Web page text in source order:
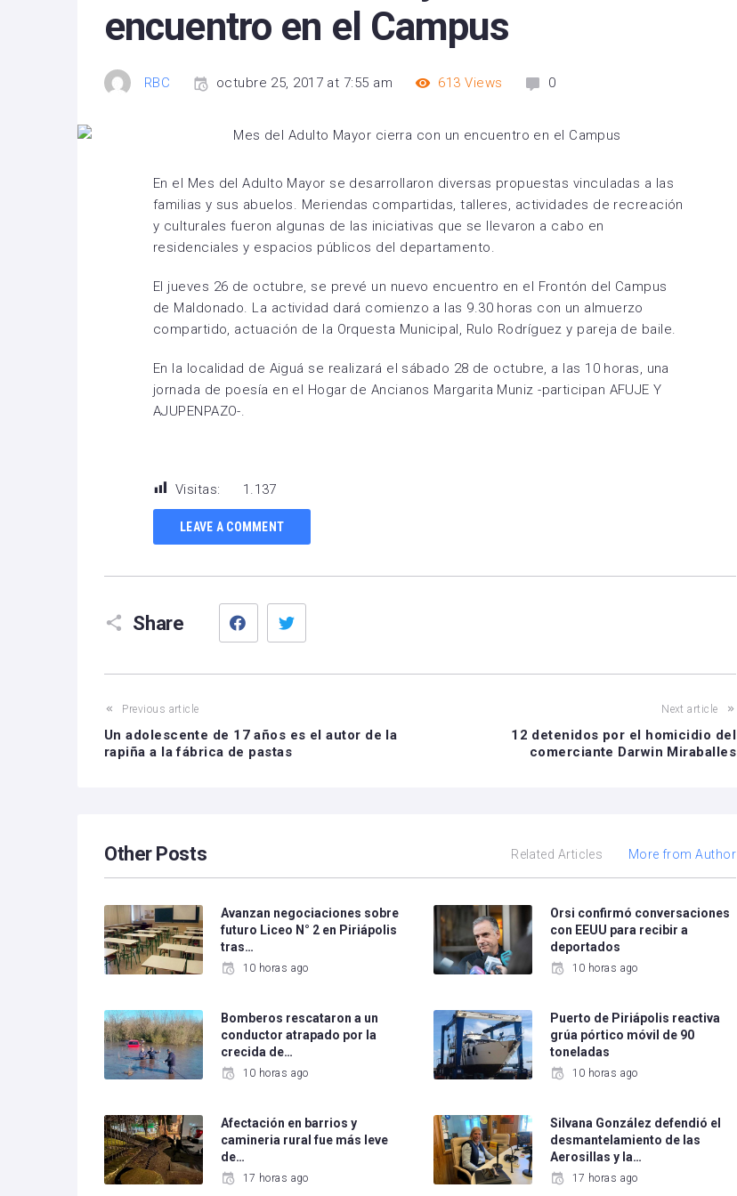
encuentro en el Campus
RBC octubre 25, 2017 at 7:55 am 613 Views 0
En el Mes del Adulto Mayor se desarrollaron diversas propuestas vinculadas a las
familias y sus abuelos. Meriendas compartidas, talleres, actividades de recreación
y culturales fueron algunas de las iniciativas que se llevaron a cabo en
residenciales y espacios públicos del departamento.
El jueves 26 de octubre, se prevé un nuevo encuentro en el Frontón del Campus
de Maldonado. La actividad dará comienzo a las 9.30 horas con un almuerzo
compartido, actuación de la Orquesta Municipal, Rulo Rodríguez y pareja de baile.
En la localidad de Aiguá se realizará el sábado 28 de octubre, a las 10 horas, una
jornada de poesía en el Hogar de Ancianos Margarita Muniz -participan AFUJE Y
AJUPENPAZO-.
Visitas: 1.137
LEAVE A COMMENT
Share
Facebook
Previous article
Un adolescente de 17 años es el autor de la
rapiña a la fábrica de pastas
Next article
12 detenidos por el homicidio del
comerciante Darwin Miraballes
Other Posts Related Articles More from Author
Avanzan negociaciones sobre
futuro Liceo N° 2 en Piriápolis
tras…
10 horas ago
Orsi confirmó conversaciones
con EEUU para recibir a
deportados
10 horas ago
Bomberos rescataron a un
conductor atrapado por la
crecida de…
10 horas ago
Puerto de Piriápolis reactiva
grúa pórtico móvil de 90
toneladas
10 horas ago
Afectación en barrios y
camineria rural fue más leve
de…
17 horas ago
Silvana González defendió el
desmantelamiento de las
Aerosillas y la…
17 horas ago